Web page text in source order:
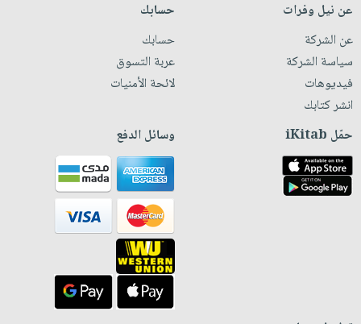
عن نيل وفرات
عن الشركة
سياسة الشركة
فيديوهات
انشر كتابك
حسابك
حسابك
عربة التسوق
لائحة الأمنيات
حمّل iKitab وسائل الدفع